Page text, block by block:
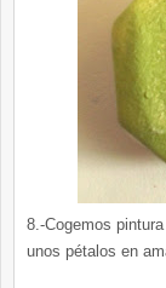
8.-Cogemos
unos pétalos en